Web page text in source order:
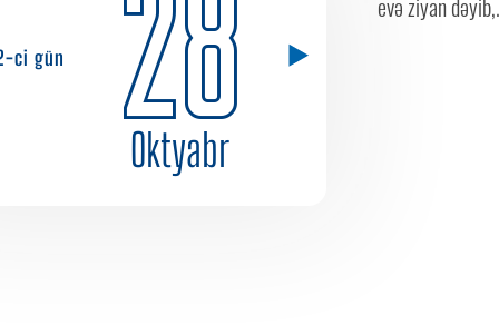
ci gün
Oktyabr
evə ziyan